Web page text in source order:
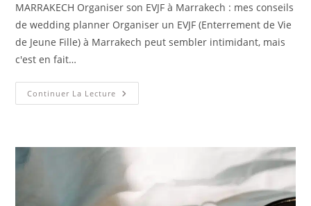
MARRAKECH Organiser son EVJF à Marrakech : mes conseils
de wedding planner Organiser un EVJF (Enterrement de Vie
de Jeune Fille) à Marrakech peut sembler intimidant, mais
c'est en fait…
Continuer La Lecture